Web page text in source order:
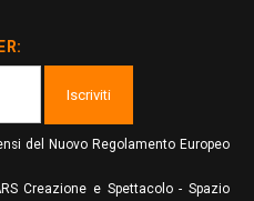
Iscriviti
del Nuovo Regolamento Europeo
Creazione e Spettacolo - Spazio